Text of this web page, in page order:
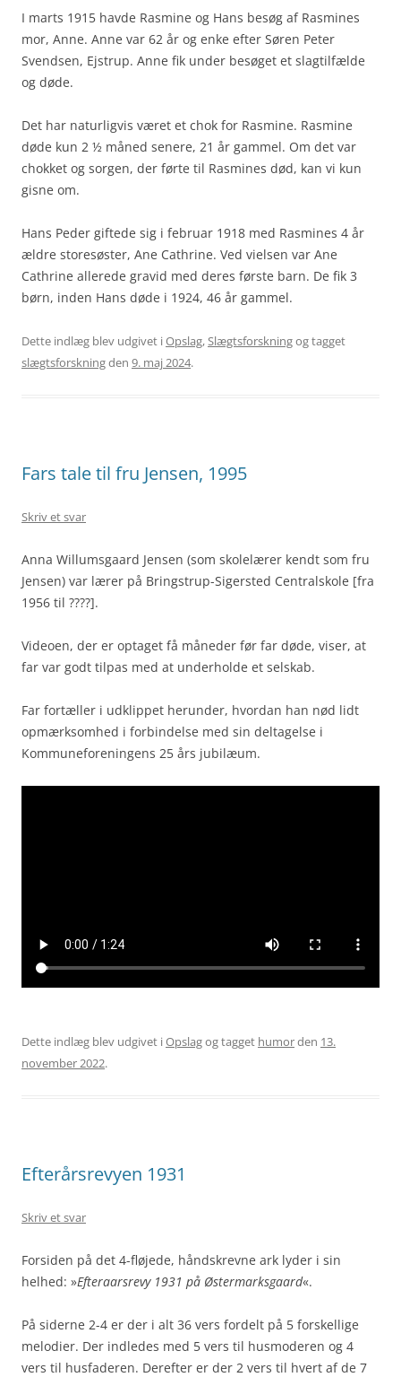
I marts 1915 havde Rasmine og Hans besøg af Rasmines
mor, Anne. Anne var 62 år og enke efter Søren Peter
Svendsen, Ejstrup. Anne fik under besøget et slagtilfælde
og døde.
Det har naturligvis været et chok for Rasmine. Rasmine
døde kun 2 ½ måned senere, 21 år gammel. Om det var
chokket og sorgen, der førte til Rasmines død, kan vi kun
gisne om.
Hans Peder giftede sig i februar 1918 med Rasmines 4 år
ældre storesøster, Ane Cathrine. Ved vielsen var Ane
Cathrine allerede gravid med deres første barn. De fik 3
børn, inden Hans døde i 1924, 46 år gammel.
Dette indlæg blev udgivet iOpslag, Slægtsforskningog tagget
slægtsforskningden 9. maj 2024.
Fars tale til fru Jensen, 1995
Skriv et svar
Anna Willumsgaard Jensen (som skolelærer kendt som fru
Jensen) var lærer på Bringstrup-Sigersted Centralskole [fra
1956 til ????].
Videoen, der er optaget få måneder før far døde, viser, at
far var godt tilpas med at underholde et selskab.
Far fortæller i udklippet herunder, hvordan han nød lidt
opmærksomhed i forbindelse med sin deltagelse i
Kommuneforeningens 25 års jubilæum.
Dette indlæg blev udgivet iOpslagog tagget humorden 13.
november 2022.
Efterårsrevyen 1931
Skriv et svar
Forsiden på det 4-fløjede, håndskrevne ark lyder i sin
helhed: »Efteraarsrevy 1931 på Østermarksgaard«.
På siderne 2-4 er der i alt 36 vers fordelt på 5 forskellige
melodier. Der indledes med 5 vers til husmoderen og 4
vers til husfaderen. Derefter er der 2 vers til hvert af de 7